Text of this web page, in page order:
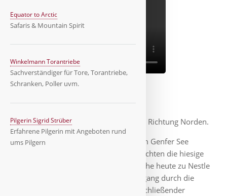
Broc - Pilatus
Es ging heute wieder Richtung Norden.
Wiederum durch das Rhônetal und am Genfer See
vorbei, landeten wir in Broc. Wir besuchten die hiesige
Schokoladen-Manufaktur Callier, welche heute zu Nestle
gehört. Hier machten wir einen Rundgang durch die
Erlebnisausstellung, natürlich mit anschließender
Equator to Arctic
Safaris & Mountain Spirit
Winkelmann Torantriebe
Sachverständiger für Tore, Torantriebe,
Schranken, Poller uvm.
Pilgerin Sigrid Strüber
Erfahrene Pilgerin mit Angeboten rund
ums Pilgern